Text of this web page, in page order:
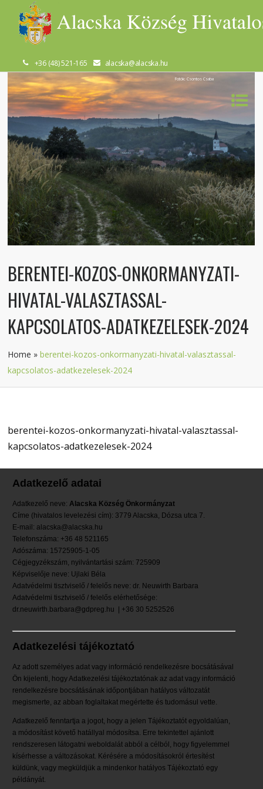
+36 (48) 521-165 alacska@alacska.hu
Fotók: Csontos Csaba
BERENTEI-KOZOS-ONKORMANYZATI-
HIVATAL-VALASZTASSAL-
KAPCSOLATOS-ADATKEZELESEK-2024
Home »berentei-kozos-onkormanyzati-hivatal-valasztassal-
kapcsolatos-adatkezelesek-2024
berentei-kozos-onkormanyzati-hivatal-valasztassal-
kapcsolatos-adatkezelesek-2024